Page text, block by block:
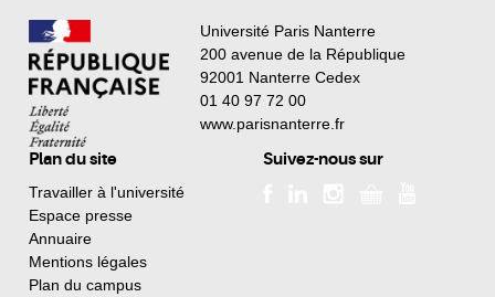
Université Paris Nanterre
200 avenue de la République
92001 Nanterre Cedex
01 40 97 72 00
www.parisnanterre.fr
Plan du site
Travailler à l'université
Espace presse
Annuaire
Mentions légales
Plan du campus
Suivez-nous sur